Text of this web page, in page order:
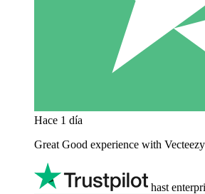
Hace 1 día
Great Good experience with
hast